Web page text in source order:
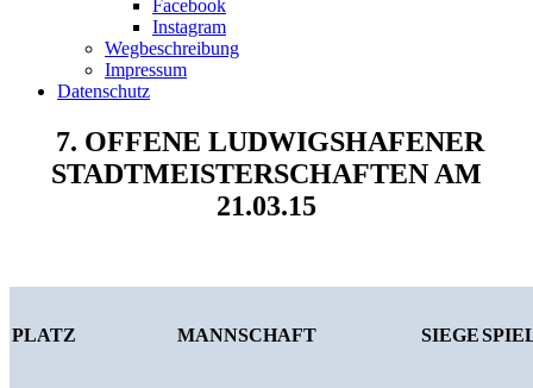
Facebook
Instagram
Wegbeschreibung
Impressum
Datenschutz
7. OFFENE LUDWIGSHAFENER
STADTMEISTERSCHAFTEN AM
21.03.15
PLATZ MANNSCHAFT SIEGE